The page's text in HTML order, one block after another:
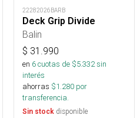
22282026BARB
Deck Grip Divide
Balin
$ 31.990
en 6cuotas de $5.332sin
interés
ahorras $1.280 por
transferencia.
Sin stock disponible